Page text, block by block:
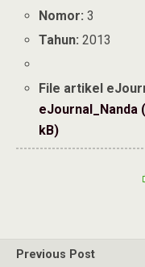
Nomor: 3
Tahun: 2013
File artikel
eJournal_Nanda
kB)
Previous Post